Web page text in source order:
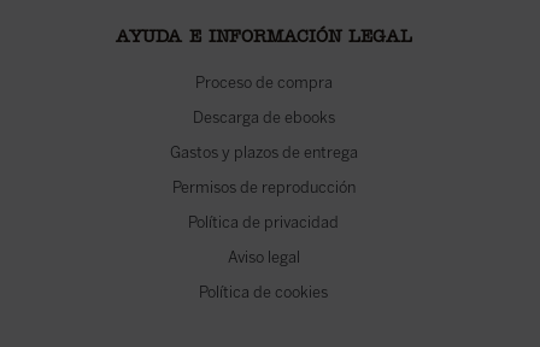
AYUDA E INFORMACIÓN LEGAL
Proceso de compra
Descarga de ebooks
Gastos y plazos de entrega
Permisos de reproducción
Política de privacidad
Aviso legal
Política de cookies